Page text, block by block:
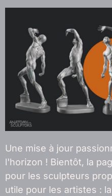
Une mise à jour
l'horizon ! Bientôt, la
pour les sculpteurs
utile pour les artistes :